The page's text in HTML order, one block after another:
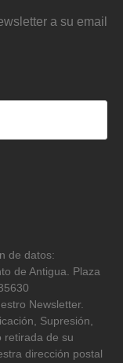
a su email
de datos:
de Antigua. Plaza
Newsletter.
Supresión,
retirada de su
dirección postal